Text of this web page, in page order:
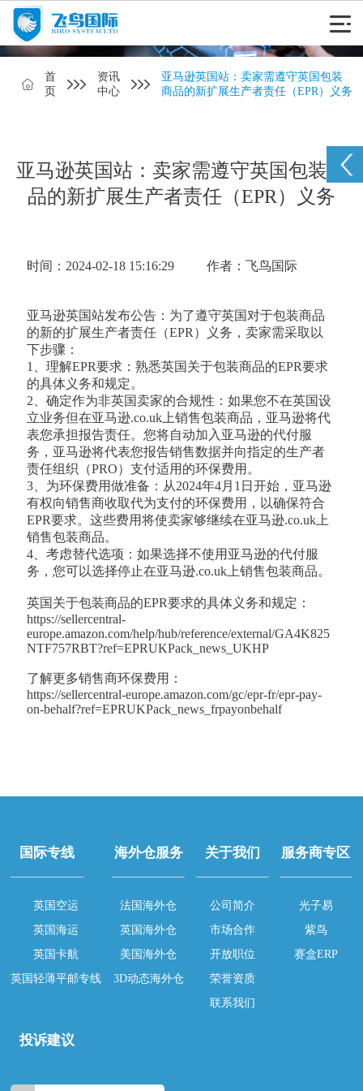
首
页
资讯
中心
亚马逊英国站：卖家需遵守英国包装
商品的新扩展生产者责任（EPR）义务
亚马逊英国站：卖家需遵守英国包装商
品的新扩展生产者责任（EPR）义务
时间：2024-02-18 15:16:29 作者：飞鸟国际
亚马逊英国站发布公告：为了遵守英国对于包装商品
的新的扩展生产者责任（EPR）义务，卖家需采取以
下步骤：
1、理解EPR要求：熟悉英国关于包装商品的EPR要求
的具体义务和规定。
2、确定作为非英国卖家的合规性：如果您不在英国设
立业务但在亚马逊.co.uk上销售包装商品，亚马逊将代
表您承担报告责任。您将自动加入亚马逊的代付服
务，亚马逊将代表您报告销售数据并向指定的生产者
责任组织（PRO）支付适用的环保费用。
3、为环保费用做准备：从2024年4月1日开始，亚马逊
有权向销售商收取代为支付的环保费用，以确保符合
EPR要求。这些费用将使卖家够继续在亚马逊.co.uk上
销售包装商品。
4、考虑替代选项：如果选择不使用亚马逊的代付服
务，您可以选择停止在亚马逊.co.uk上销售包装商品。
英国关于包装商品的EPR要求的具体义务和规定：
https://sellercentral-
europe.amazon.com/help/hub/reference/external/GA4K825
NTF757RBT?ref=EPRUKPack_news_UKHP
了解更多销售商环保费用：
https://sellercentral-europe.amazon.com/gc/epr-fr/epr-pay-
on-behalf?ref=EPRUKPack_news_frpayonbehalf
国际专线
英国空运
英国海运
英国卡航
英国轻薄平邮专线
海外仓服务
法国海外仓
英国海外仓
美国海外仓
3D动态海外仓
关于我们
公司简介
市场合作
开放职位
荣誉资质
联系我们
服务商专区
光子易
紫鸟
赛盒ERP
投诉建议